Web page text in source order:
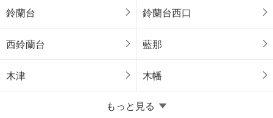
明石市 西宮市
洲本市 芦屋市
伊丹市 相生市
加古川市
鈴蘭台 鈴蘭台西口
西鈴蘭台 藍那
木津 木幡
もっと見る